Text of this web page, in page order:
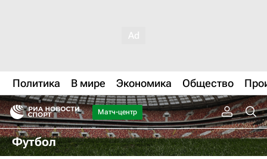
Политика В мире Экономика Общество
Матч-центр
Футбол